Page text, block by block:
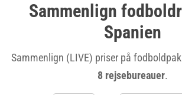
Sammenlign
Spanien
Sammenlign (LIVE) priser på
8 rejsebureauer.